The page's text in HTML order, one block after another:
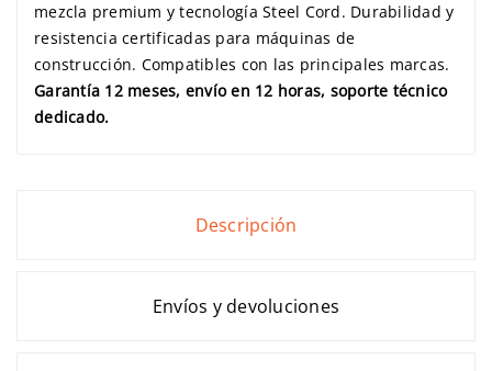
mezcla premium y tecnología Steel Cord. Durabilidad y
resistencia certificadas para máquinas de
construcción. Compatibles con las principales marcas.
Garantía 12 meses, envío en 12 horas, soporte técnico
dedicado.
Descripción
Envíos y devoluciones